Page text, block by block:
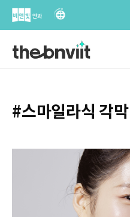
Skip
#스마일라식 각막